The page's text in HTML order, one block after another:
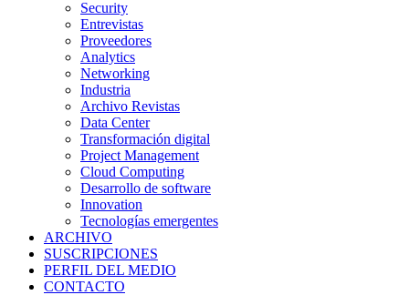
Security
Entrevistas
Proveedores
Analytics
Networking
Industria
Archivo Revistas
Data Center
Transformación digital
Project Management
Cloud Computing
Desarrollo de software
Innovation
Tecnologías emergentes
ARCHIVO
SUSCRIPCIONES
PERFIL DEL MEDIO
CONTACTO